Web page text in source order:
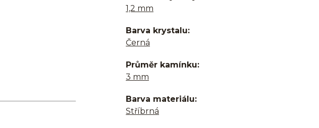
1,2 mm
Barva krystalu
Černá
Průměr kamínku
3 mm
Barva materiálu
Stříbrná